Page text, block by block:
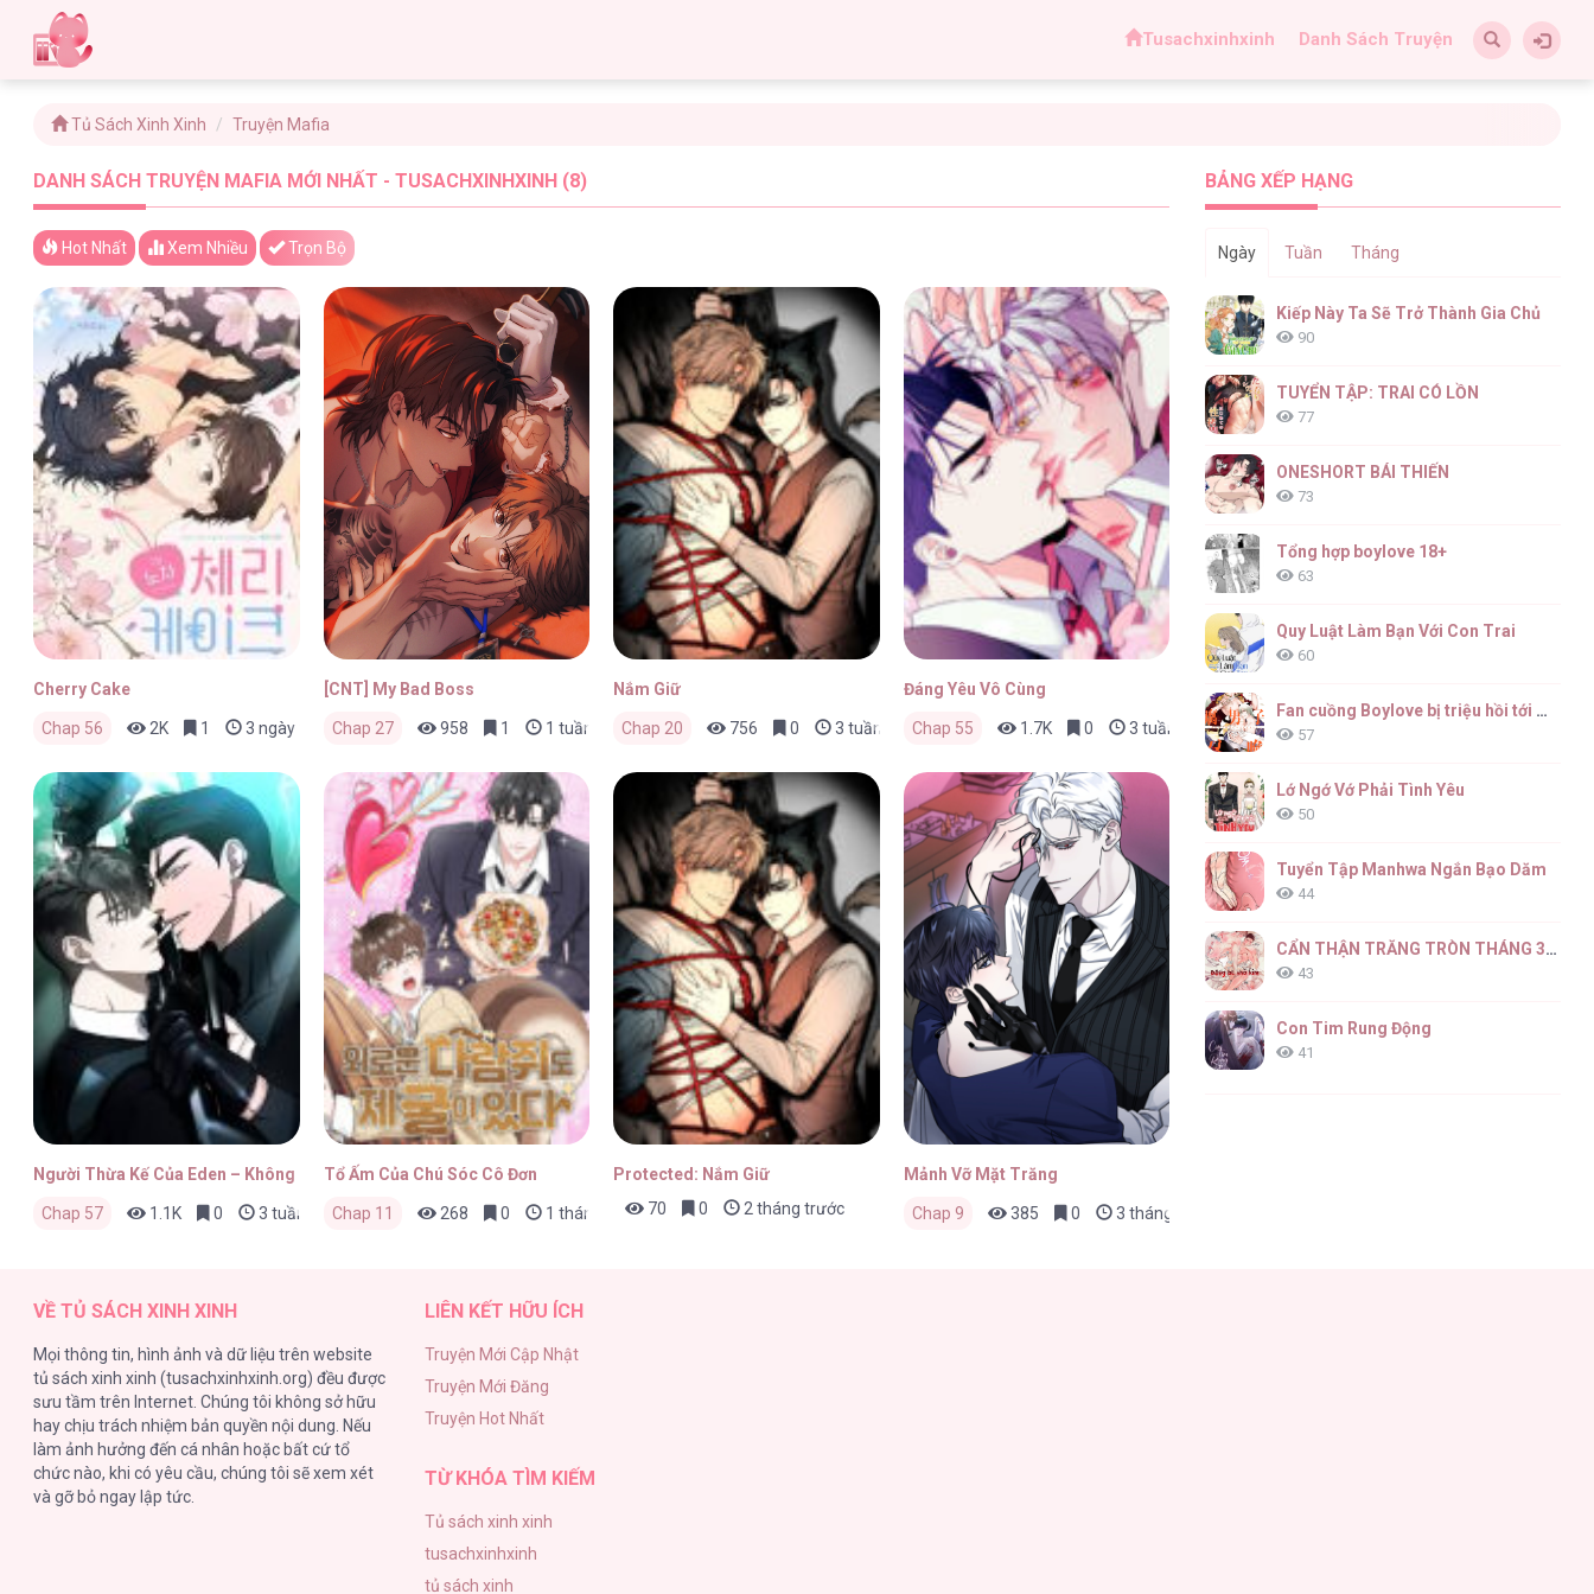
Tusachxinhxinh Danh Sách Truyện
Tủ Sách Xinh Xinh Truyện Mafia
DANH SÁCH TRUYỆN MAFIA MỚI NHẤT - TUSACHXINHXINH (8)
Hot Nhất Xem Nhiều Trọn Bộ
Cherry Cake
Chap 56 2K 1 3 ngày trước
[CNT] My Bad Boss
Chap 27 958 1 1 tuần trước
Nắm Giữ
Chap 20 756 0 3 tuần trước
Đáng Yêu Vô Cùng
Chap 55 1.7K 0 3 tuần trước
Người Thừa Kế Của Eden – Không Che
Chap 57 1.1K 0 3 tuần trước
Tổ Ấm Của Chú Sóc Cô Đơn
Chap 11 268 0 1 tháng trước
Protected: Nắm Giữ
70
0 2 tháng trước
Mảnh Vỡ Mặt Trăng
Chap 9 385 0 3 tháng trước
BẢNG XẾP HẠNG
Ngày Tuần Tháng
Kiếp Này Ta Sẽ Trở Thành Gia Chủ
90
TUYỂN TẬP: TRAI CÓ LỒN
77
ONESHORT BÁI THIẾN
73
Tổng hợp boylove 18+
63
Quy Luật Làm Bạn Với Con Trai
60
Fan cuồng Boylove bị triệu hồi tới một thế giới lạ
57
Lớ Ngớ Vớ Phải Tình Yêu
50
Tuyển Tập Manhwa Ngắn Bạo Dăm
44
CẨN THẬN TRĂNG TRÒN THÁNG 3 ĐẤY
43
Con Tim Rung Động
41
VỀ TỦ SÁCH XINH XINH
Mọi thông tin, hình ảnh và dữ liệu trên website
tủ sách xinh xinh (tusachxinhxinh.org) đều được
sưu tầm trên Internet. Chúng tôi không sở hữu
hay chịu trách nhiệm bản quyền nội dung. Nếu
làm ảnh hưởng đến cá nhân hoặc bất cứ tổ
chức nào, khi có yêu cầu, chúng tôi sẽ xem xét
và gỡ bỏ ngay lập tức.
LIÊN KẾT HỮU ÍCH
Truyện Mới Cập Nhật
Truyện Mới Đăng
Truyện Hot Nhất
TỪ KHÓA TÌM KIẾM
Tủ sách xinh xinh
tusachxinhxinh
tủ sách xinh